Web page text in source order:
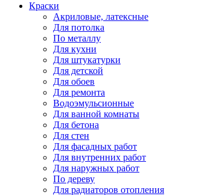
Краски
Акриловые, латексные
Для потолка
По металлу
Для кухни
Для штукатурки
Для детской
Для обоев
Для ремонта
Водоэмульсионные
Для ванной комнаты
Для бетона
Для стен
Для фасадных работ
Для внутренних работ
Для наружных работ
По дереву
Для радиаторов отопления